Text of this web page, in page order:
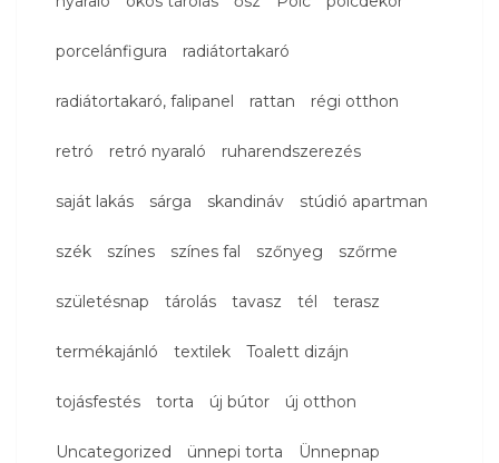
porcelánfigura radiátortakaró
radiátortakaró, falipanel rattan régi otthon
retró retró nyaraló ruharendszerezés
saját lakás sárga skandináv stúdió apartman
szék színes színes fal szőnyeg szőrme
születésnap tárolás tavasz tél terasz
termékajánló textilek Toalett dizájn
tojásfestés torta új bútor új otthon
Uncategorized ünnepi torta Ünnepnap